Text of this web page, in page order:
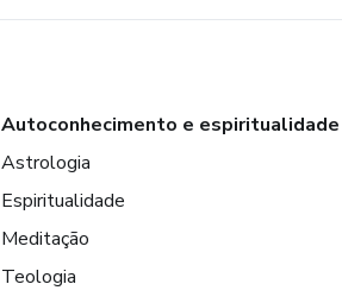
Autoconhecimento e espiritualidade
Astrologia
Espiritualidade
Meditação
Teologia